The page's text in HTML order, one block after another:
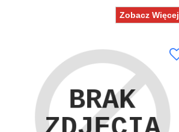
Zobacz Więcej